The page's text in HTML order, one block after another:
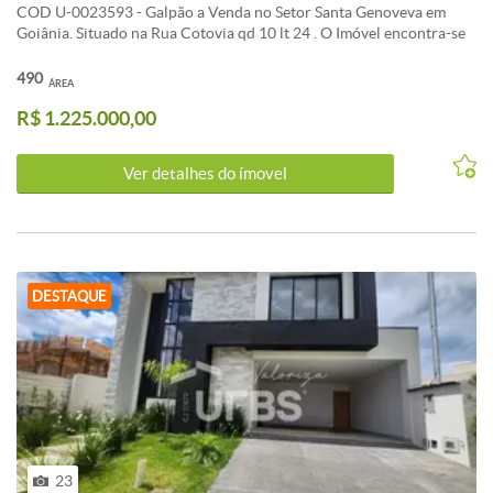
COD U-0023593 - Galpão a Venda no Setor Santa Genoveva em
Goiânia. Situado na Rua Cotovia qd 10 lt 24 . O Imóvel encontra-se
quadrados de área construída . Valor R 1.225 000 - Informações
ÁREA
490
R$ 1.225.000,00
Ver detalhes do ímovel
DESTAQUE
23